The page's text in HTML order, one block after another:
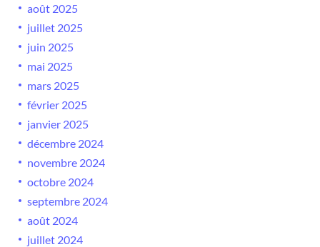
août 2025
juillet 2025
juin 2025
mai 2025
mars 2025
février 2025
janvier 2025
décembre 2024
novembre 2024
octobre 2024
septembre 2024
août 2024
juillet 2024